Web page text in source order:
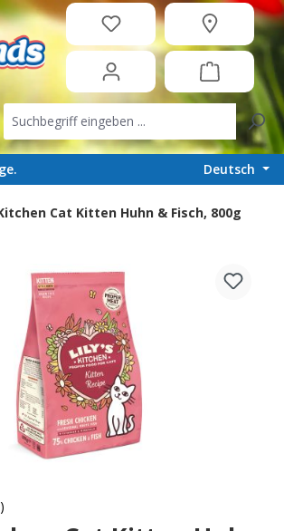
Deutsch
Cat Kitten Huhn & Fisch, 800g
out of 5 stars